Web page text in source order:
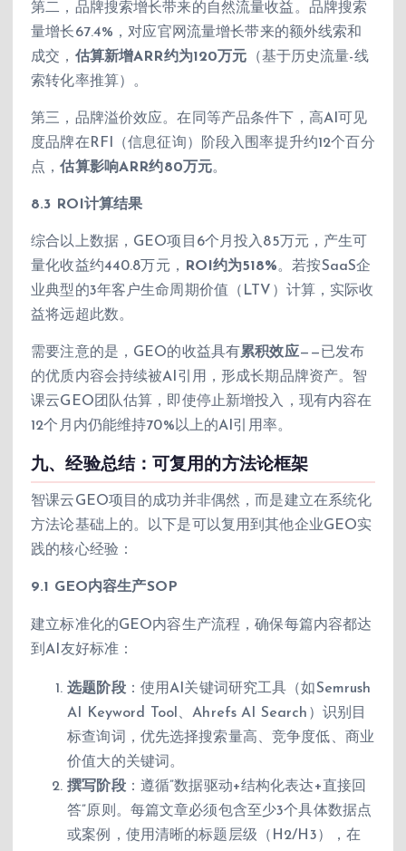
第二，品牌搜索增长带来的自然流量收益。品牌搜索
量增长67.4%，对应官网流量增长带来的额外线索和
成交， 估算新增ARR约为120万元 （基于历史流量-线
索转化率推算）。
第三，品牌溢价效应。在同等产品条件下，高AI可见
度品牌在RFI（信息征询）阶段入围率提升约12个百分
点，估算影响ARR约80万元。
8.3 ROI计算结果
综合以上数据，GEO项目6个月投入85万元，产生可
量化收益约440.8万元，
ROI约为518%。若按SaaS企
业典型的3年客户生命周期价值（LTV）计算，实际收
益将远超此数。
需要注意的是，GEO的收益具有 累积效应——已发布
的优质内容会持续被AI引用，形成长期品牌资产。智
课云GEO团队估算，即使停止新增投入，现有内容在
12个月内仍能维持70%以上的AI引用率。
九、经验总结：可复用的方法论框架
智课云GEO项目的成功并非偶然，而是建立在系统化
方法论基础上的。以下是可以复用到其他企业GEO实
践的核心经验：
9.1 GEO内容生产SOP
建立标准化的GEO内容生产流程，确保每篇内容都达
到AI友好标准：
选题阶段：使用AI关键词研究工具（如Semrush
AI Keyword Tool、Ahrefs AI Search）识别目
标查询词，优先选择搜索量高、竞争度低、商业
价值大的关键词。
撰写阶段：遵循”数据驱动+结构化表达+直接回
答”原则。每篇文章必须包含至少3个具体数据点
或案例，使用清晰的标题层级（H2/H3），在